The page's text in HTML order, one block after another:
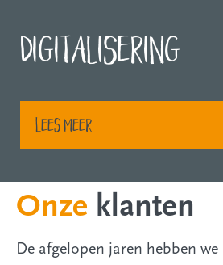
Digitalisering
Lees meer
Onze klanten
De afgelopen jaren hebben